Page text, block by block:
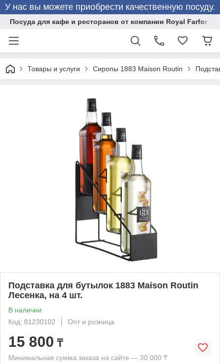
У нас вы можете приобрести качественную посуду.
Посуда для кафе и ресторанов от компании Royal Farfor
Товары и услуги Сиропы 1883 Maison Routin
Подставка для бутылок 1883 Maison Routin
Лесенка, на 4 шт.
В наличии
Код: 81230102
Опт и розница
15 800 ₸
Минимальная сумма заказа на сайте — 30 000 ₸